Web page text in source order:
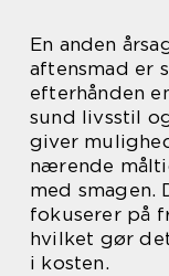
En anden
aftensmad er
efterhånden
sund livsstil
giver
nærende
med smagen.
fokuserer på
hvilket gør
i kosten.